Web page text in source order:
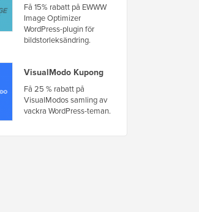
Få 15% rabatt på EWWW
Image Optimizer
WordPress-plugin för
bildstorleksändring.
VisualModo Kupong
Få 25 % rabatt på
VisualModos samling av
vackra WordPress-teman.